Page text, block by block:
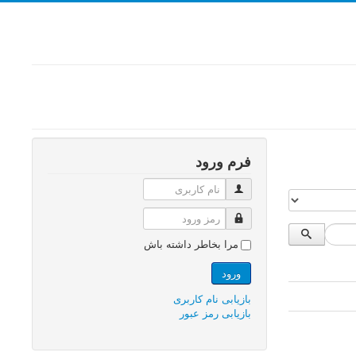
فرم ورود
نام کاربری
رمز ورود
مرا بخاطر داشته باش
ورود
بازیابی نام کاربری
بازیابی رمز عبور